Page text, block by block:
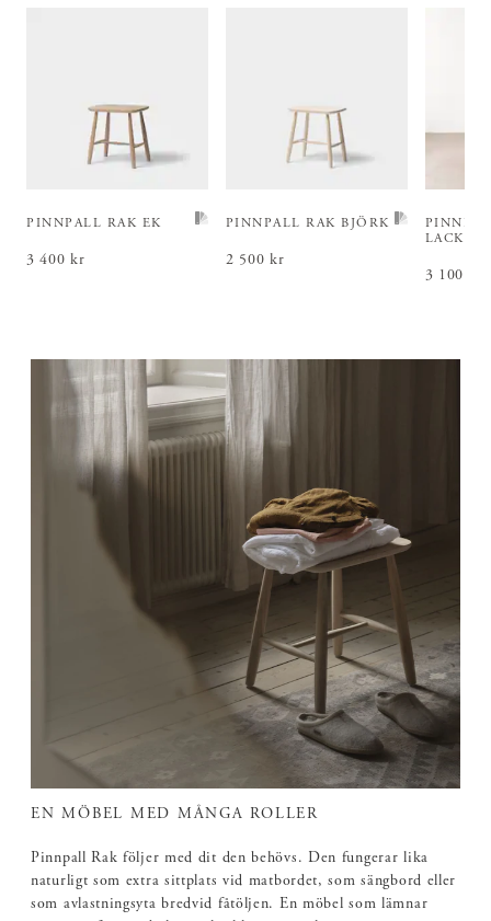
PINNPALL RAK EK
Pris:3 400 kr
3 400 kr
PINNPALL RAK BJÖRK
Pris:2 500 kr
2 500 kr
Pris:3
3 100 kr
EN MÖBEL MED MÅNGA ROLLER
Pinnpall Rak följer med dit den behövs. Den fungerar lika
naturligt som extra sittplats vid matbordet, som sängbord eller
som avlastningsyta bredvid fåtöljen. En möbel som lämnar